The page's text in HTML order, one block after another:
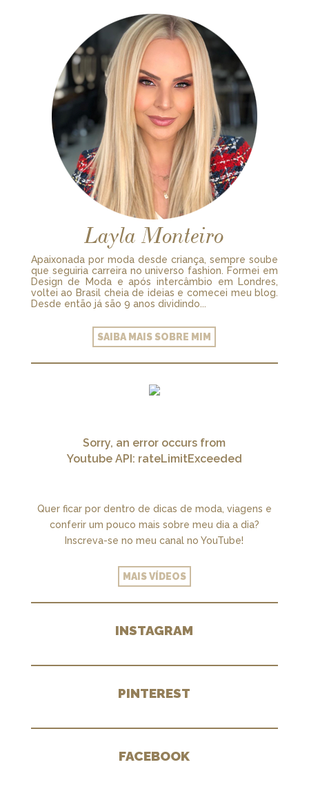
Layla Monteiro
Apaixonada por moda desde criança, sempre soube
que seguiria carreira no universo fashion. Formei em
Design de Moda e após intercâmbio em Londres,
voltei ao Brasil cheia de ideias e comecei meu blog.
Desde então já são 9 anos dividindo...
SAIBA MAIS SOBRE MIM
Sorry, an error occurs from
Youtube API: rateLimitExceeded
Quer ficar por dentro de dicas de moda, viagens e
conferir um pouco mais sobre meu dia a dia?
Inscreva-se no meu canal no YouTube!
MAIS VÍDEOS
INSTAGRAM
PINTEREST
FACEBOOK